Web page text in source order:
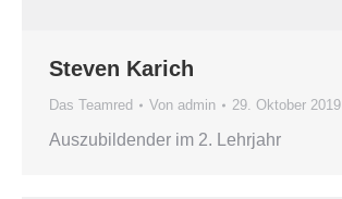
Steven Karich
Das Teamred Von admin 29. Oktober 2019
Auszubildender im 2. Lehrjahr